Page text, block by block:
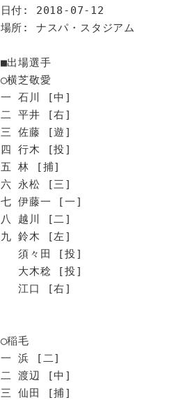
日付: 2018-07-12
場所: ナスパ・スタジアム
■出場選手
◯横芝敬愛
一 石川 [中]
二 平井 [右]
三 佐藤 [遊]
四 行木 [投]
五 林 [捕]
六 永松 [三]
七 伊藤一 [一]
八 越川 [二]
九 鈴木 [左]
須々田 [投]
大木稔 [投]
江口 [右]
◯稲毛
一 浜 [二]
二 渡辺 [中]
三 仙田 [捕]